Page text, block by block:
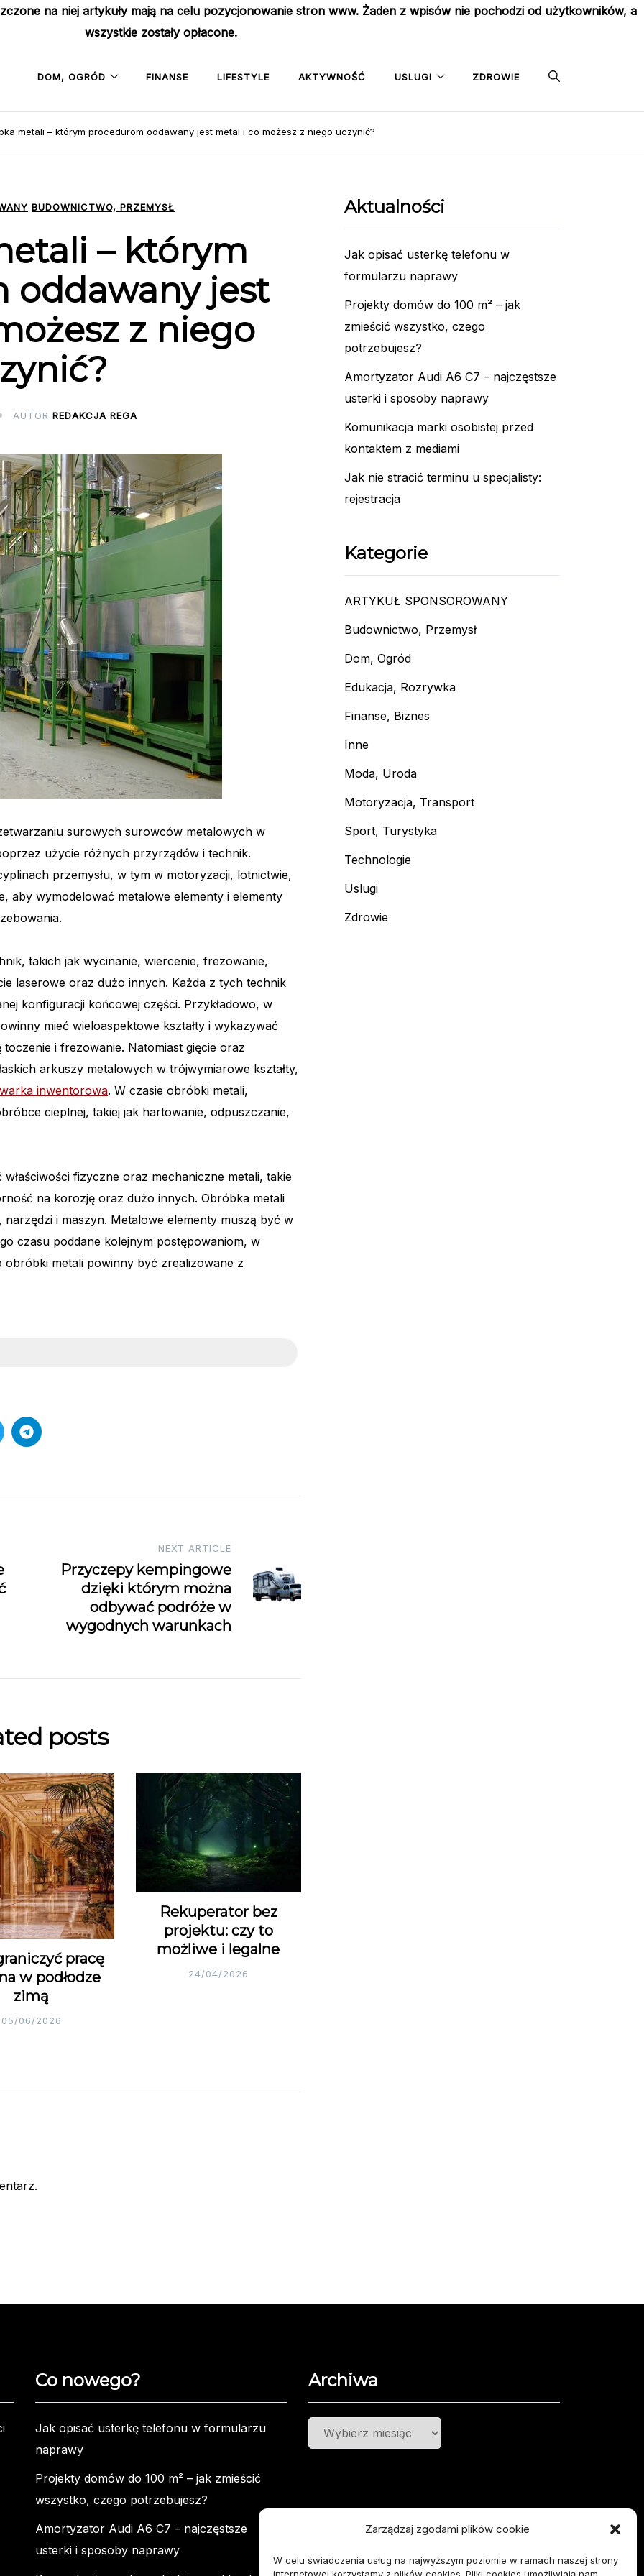
Zarządzaj zgodami plików cookie
W celu świadczenia usług na najwyższym poziomie w ramach naszej strony
na niej artykuły mają na celu pozycjonowanie stron www. Żaden z wpisów nie pochodzi od użytkowników, a
wszystkie zostały opłacone.
DOM, OGRÓD FINANSE LIFESTYLE AKTYWNOŚĆ USLUGI ZDROWIE
metali – którym procedurom oddawany jest metal i co możesz z niego uczynić?
BUDOWNICTWO, PRZEMYSŁ
– którym
oddawany jest
z niego
AUTOR REDAKCJA REGA
surowych surowców metalowych w
użycie różnych przyrządów i technik.
przemysłu, w tym w motoryzacji, lotnictwie,
aby wymodelować metalowe elementy i elementy
takich jak wycinanie, wiercenie, frezowanie,
laserowe oraz dużo innych. Każda z tych technik
konfiguracji końcowej części. Przykładowo, w
mieć wieloaspektowe kształty i wykazywać
i frezowanie. Natomiast gięcie oraz
arkuszy metalowych w trójwymiarowe kształty,
inwentorowa. W czasie obróbki metali,
cieplnej, takiej jak hartowanie, odpuszczanie,
fizyczne oraz mechaniczne metali, takie
na korozję oraz dużo innych. Obróbka metali
narzędzi i maszyn. Metalowe elementy muszą być w
czasu poddane kolejnym postępowaniom, w
metali powinny być zrealizowane z
NEXT ARTICLE
Przyczepy kempingowe
dzięki którym można
odbywać podróże w
wygodnych warunkach
posts
pracę
w podłodze
zimą
05/06/2026
Rekuperator bez
projektu: czy to
możliwe i legalne
24/04/2026
Aktualności
Jak opisać usterkę telefonu w
formularzu naprawy
Projekty domów do 100 m² – jak
zmieścić wszystko, czego
potrzebujesz?
Amortyzator Audi A6 C7 – najczęstsze
usterki i sposoby naprawy
Komunikacja marki osobistej przed
kontaktem z mediami
Jak nie stracić terminu u specjalisty:
rejestracja
Kategorie
ARTYKUŁ SPONSOROWANY
Budownictwo, Przemysł
Dom, Ogród
Edukacja, Rozrywka
Finanse, Biznes
Inne
Moda, Uroda
Motoryzacja, Transport
Sport, Turystyka
Technologie
Uslugi
Zdrowie
Co nowego?
Jak opisać usterkę telefonu w formularzu
naprawy
Projekty domów do 100 m² – jak zmieścić
wszystko, czego potrzebujesz?
Amortyzator Audi A6 C7 – najczęstsze
usterki i sposoby naprawy
Archiwa
Archiwa